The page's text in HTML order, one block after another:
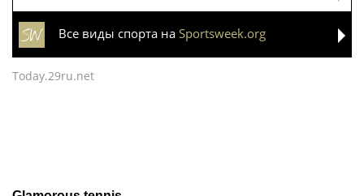
Все виды спорта на Sportsweek.org
Today.29ru.net